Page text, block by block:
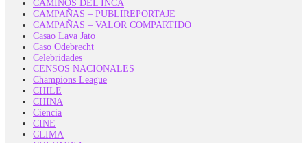
CAMINOS DEL INCA
CAMPAÑAS – PUBLIREPORTAJE
CAMPAÑAS – VALOR COMPARTIDO
Casao Lava Jato
Caso Odebrecht
Celebridades
CENSOS NACIONALES
Champions League
CHILE
CHINA
Ciencia
CINE
CLIMA